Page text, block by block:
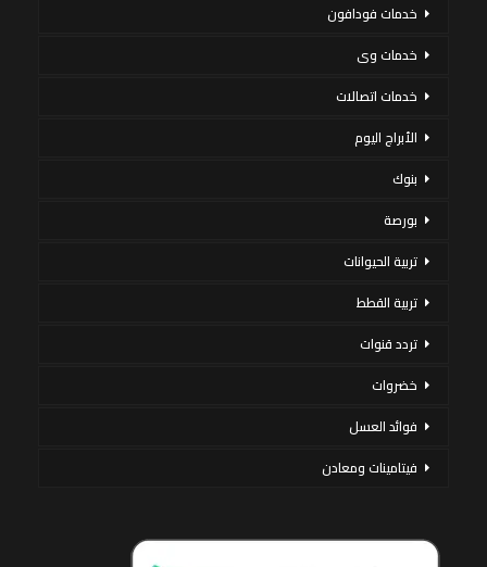
خدمات فودافون
خدمات وى
خدمات اتصالات
الأبراج اليوم
بنوك
بورصة
تربية الحيوانات
تربية القطط
تردد قنوات
خضروات
فوائد العسل
فيتامينات ومعادن